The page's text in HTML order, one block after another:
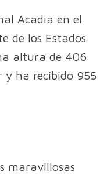
Acadia en el
de los Estados
altura de 406
y ha recibido 955
maravillosas